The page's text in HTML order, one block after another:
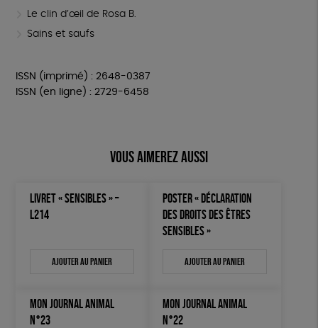
Le clin d’œil de Rosa B.
Sains et saufs
ISSN (imprimé) : 2648-0387
ISSN (en ligne) : 2729-6458
Vous aimerez aussi
LIVRET « SENSIBLES » –
L214
Ajouter au panier
POSTER « DÉCLARATION
DES DROITS DES ÊTRES
SENSIBLES »
Ajouter au panier
MON JOURNAL ANIMAL
N°23
MON JOURNAL ANIMAL
N°22